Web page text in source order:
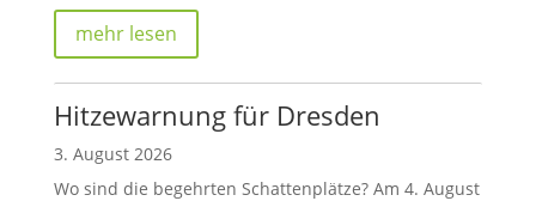
mehr lesen
Hitzewarnung für Dresden
3. August 2026
Wo sind die begehrten Schattenplätze? Am 4. August